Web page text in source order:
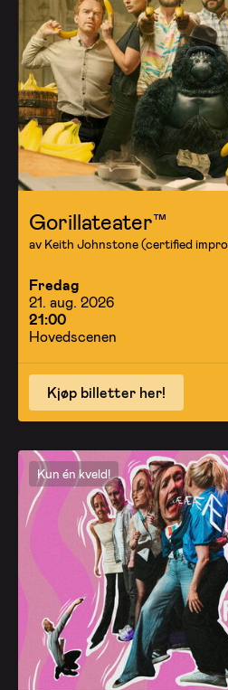
Gorillateater™
av Keith Johnstone (certified
Fredag
21. aug. 2026
21:00
Hovedscenen
Kjøp billetter her!
Kun én kveld!